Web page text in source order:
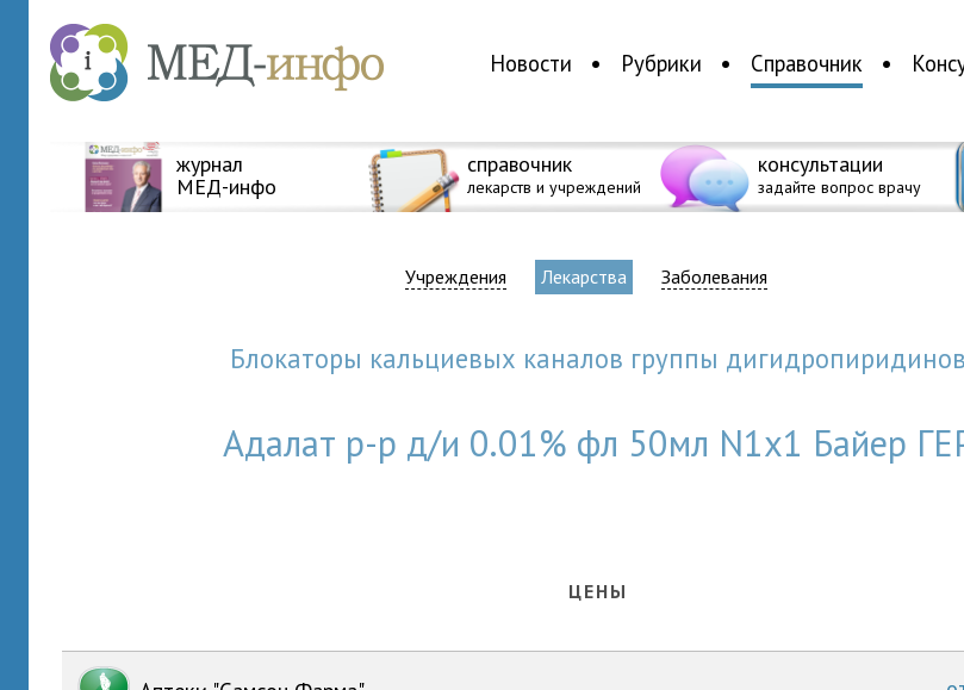
Новости Рубрики Справочник
журнал
МЕД-инфо
справочник
лекарств и учреждений
консультации
задайте вопрос врачу
Учреждения Лекарства Заболевания
Блокаторы кальциевых каналов группы дигидропиридинов
Адалат р-р д/и 0.01% фл 50мл N1x1 Байер
ЦЕНЫ